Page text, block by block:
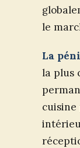
le
La
la plus
cuisine